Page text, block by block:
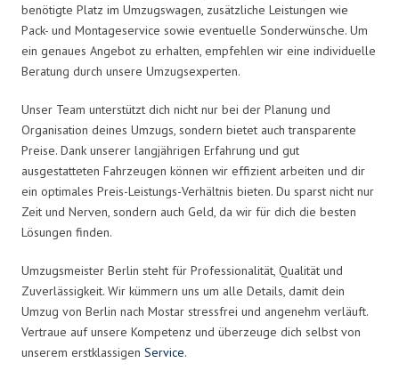
benötigte Platz im Umzugswagen, zusätzliche Leistungen wie
Pack- und Montageservice sowie eventuelle Sonderwünsche. Um
ein genaues Angebot zu erhalten, empfehlen wir eine individuelle
Beratung durch unsere Umzugsexperten.
Unser Team unterstützt dich nicht nur bei der Planung und
Organisation deines Umzugs, sondern bietet auch transparente
Preise. Dank unserer langjährigen Erfahrung und gut
ausgestatteten Fahrzeugen können wir effizient arbeiten und dir
ein optimales Preis-Leistungs-Verhältnis bieten. Du sparst nicht nur
Zeit und Nerven, sondern auch Geld, da wir für dich die besten
Lösungen finden.
Umzugsmeister Berlin steht für Professionalität, Qualität und
Zuverlässigkeit. Wir kümmern uns um alle Details, damit dein
Umzug von Berlin nach Mostar stressfrei und angenehm verläuft.
Vertraue auf unsere Kompetenz und überzeuge dich selbst von
unserem erstklassigen Service.